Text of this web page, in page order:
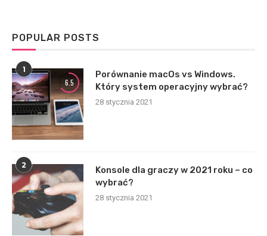
POPULAR POSTS
1
6.5
Porównanie macOs vs Windows.
Który system operacyjny wybrać?
28 stycznia 2021
2
Konsole dla graczy w 2021 roku – co
wybrać?
28 stycznia 2021